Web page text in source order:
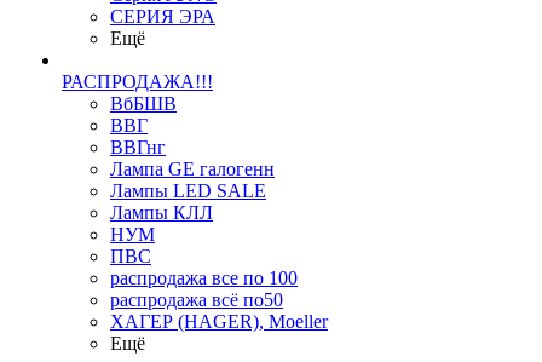
СЕРИЯ ЭРА
Ещё
РАСПРОДАЖА!!!
ВбБШВ
ВВГ
ВВГнг
Лампа GE галогенн
Лампы LED SALE
Лампы КЛЛ
НУМ
ПВС
распродажа все по 100
распродажа всё по50
ХАГЕР (HAGER), Moeller
Ещё